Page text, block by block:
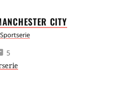
Spieler engagiert er sich in
und versucht mit selbiger
CITY
Sportserie
5